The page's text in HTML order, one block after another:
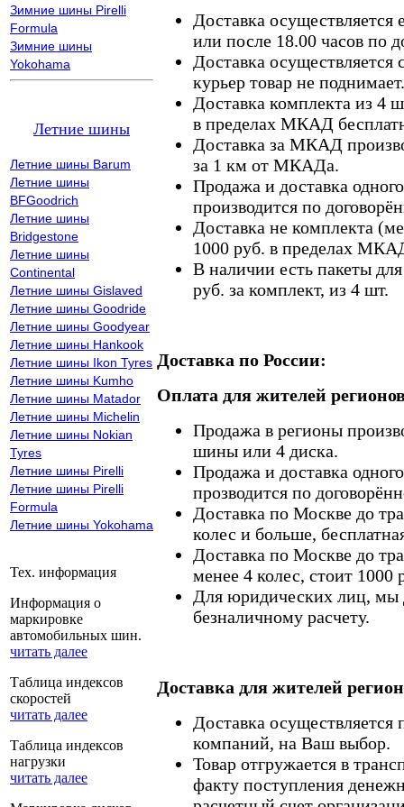
Зимние шины Pirelli
Formula
Зимние шины
Yokohama
Летние шины
Летние шины Barum
Летние шины
BFGoodrich
Летние шины
Bridgestone
Летние шины
Continental
Летние шины Gislaved
Летние шины Goodride
Летние шины Goodyear
Летние шины Hankook
Летние шины Ikon Tyres
Летние шины Kumho
Летние шины Matador
Летние шины Michelin
Летние шины Nokian
Tyres
Летние шины Pirelli
Летние шины Pirelli
Formula
Летние шины Yokohama
Тех. информация
Информация о
маркировке
автомобильных шин.
читать далее
Таблица индексов
скоростей
читать далее
Таблица индексов
нагрузки
читать далее
Доставка осуществляется
или после 18.00 часов по
Доставка осуществляется
курьер товар не поднимает.
Доставка комплекта из 4
в пределах МКАД
Доставка за МКАД
за 1 км от МКАДа.
Продажа и доставка
производится по
Доставка не комплекта
1000 руб. в пределах
В наличии есть пакеты
руб. за комплект, из 4 шт.
Доставка по России:
Оплата для жителей
Продажа в регионы
шины или 4 диска.
Продажа и доставка
прозводится по
Доставка по Москве до
колес и больше,
Доставка по Москве до
менее 4 колес, стоит 1000
Для юридических лиц, мы
безналичному расчету.
Доставка для жителей
Доставка
компаний, на Ваш выбор.
Товар отгружается в
факту поступления